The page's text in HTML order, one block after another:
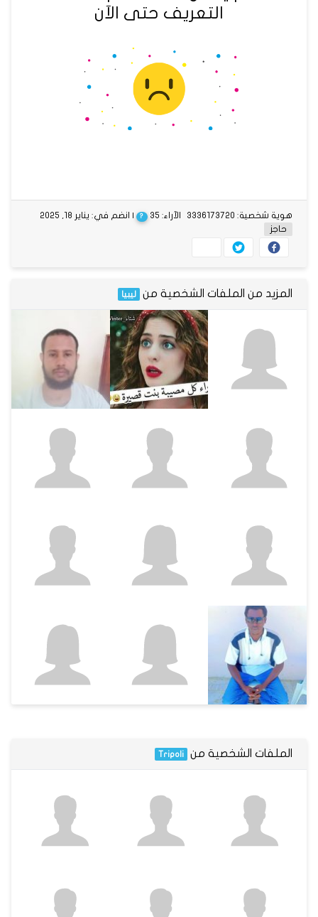
التعريف حتى الآن
الآراء: 35 ? | انضم في: يناير 18, 2025
هوية شخصية: 3336173720
حاجز
المزيد من الملفات الشخصية من ليبيا
الملفات الشخصية من Tripoli